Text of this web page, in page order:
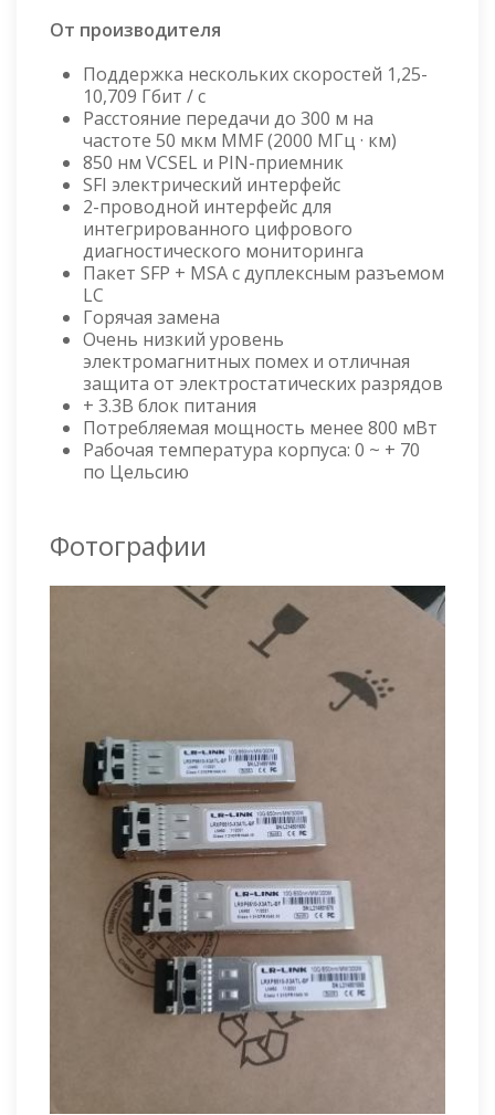
От производителя
Поддержка нескольких скоростей 1,25-
10,709 Гбит / с
Расстояние передачи до 300 м на
частоте 50 мкм MMF (2000 МГц · км)
850 нм VCSEL и PIN-приемник
SFI электрический интерфейс
2-проводной интерфейс для
интегрированного цифрового
диагностического мониторинга
Пакет SFP + MSA с дуплексным разъемом
LC
Горячая замена
Очень низкий уровень
электромагнитных помех и отличная
защита от электростатических разрядов
+ 3.3В блок питания
Потребляемая мощность менее 800 мВт
Рабочая температура корпуса: 0 ~ + 70
по Цельсию
Фотографии